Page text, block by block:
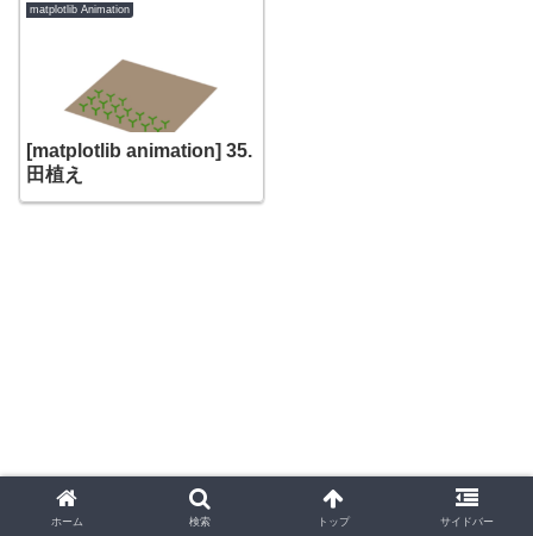
matplotlib Animation
[matplotlib animation] 35.
田植え
ホーム 検索 トップ サイドバー